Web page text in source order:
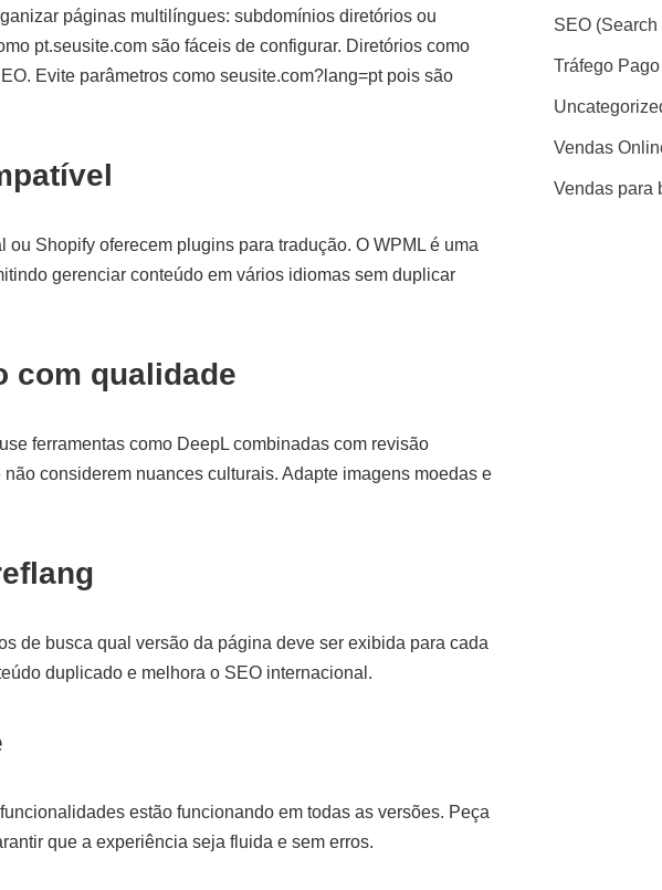
páginas multilíngues: subdomínios diretórios ou
pt.seusite.com são fáceis de configurar. Diretórios como
Evite parâmetros como seusite.com?lang=pt pois são
ou Shopify oferecem plugins para tradução. O WPML é uma
gerenciar conteúdo em vários idiomas sem duplicar
com qualidade
ferramentas como DeepL combinadas com revisão
considerem nuances culturais. Adapte imagens moedas e
de busca qual versão da página deve ser exibida para cada
duplicado e melhora o SEO internacional.
estão funcionando em todas as versões. Peça
que a experiência seja fluida e sem erros.
SEO
Tráfego Pago
Vendas
Vendas para